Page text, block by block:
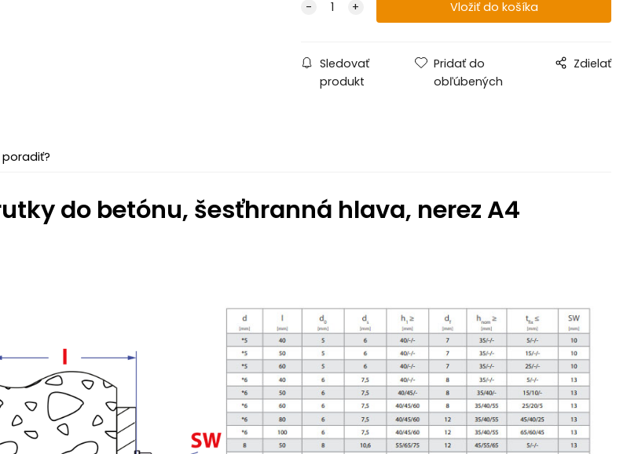
Sledovať
produkt
Pridať do
obľúbených
Zdielať
do betónu, šesťhranná hlava, nerez A4